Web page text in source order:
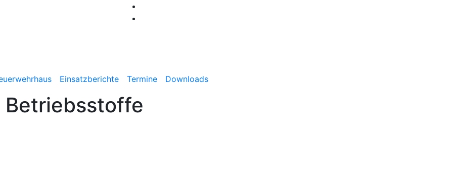
Einsatzberichte Termine Downloads
Betriebsstoffe